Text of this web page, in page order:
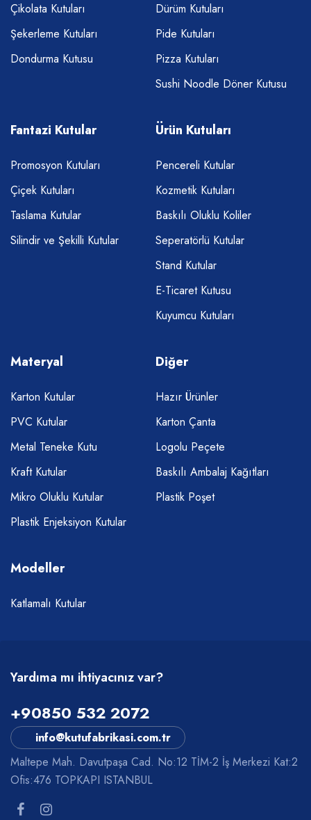
Çikolata Kutuları
Şekerleme Kutuları
Dondurma Kutusu
Dürüm Kutuları
Pide Kutuları
Pizza Kutuları
Sushi Noodle Döner Kutusu
Fantazi Kutular
Promosyon Kutuları
Çiçek Kutuları
Taslama Kutular
Silindir ve Şekilli Kutular
Ürün Kutuları
Pencereli Kutular
Kozmetik Kutuları
Baskılı Oluklu Koliler
Seperatörlü Kutular
Stand Kutular
E-Ticaret Kutusu
Kuyumcu Kutuları
Materyal
Karton Kutular
PVC Kutular
Metal Teneke Kutu
Kraft Kutular
Mikro Oluklu Kutular
Plastik Enjeksiyon Kutular
Diğer
Hazır Ürünler
Karton Çanta
Logolu Peçete
Baskılı Ambalaj Kağıtları
Plastik Poşet
Modeller
Katlamalı Kutular
Yardıma mı ihtiyacınız var?
+90850 532 2072
info@kutufabrikasi.com.tr
Maltepe Mah. Davutpaşa Cad. No:12 TİM-2 İş Merkezi Kat:2
Ofis:476 TOPKAPI ISTANBUL